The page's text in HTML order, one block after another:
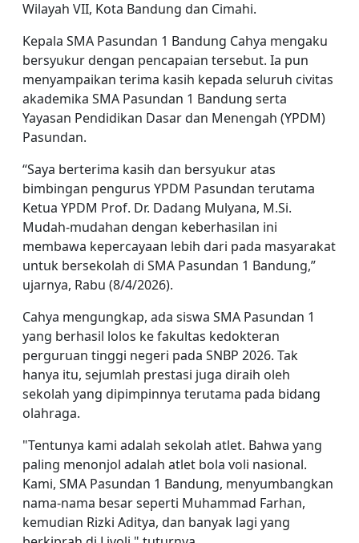
Wilayah VII, Kota Bandung dan Cimahi.
Kepala SMA Pasundan 1 Bandung Cahya mengaku
bersyukur dengan pencapaian tersebut. Ia pun
menyampaikan terima kasih kepada seluruh civitas
akademika SMA Pasundan 1 Bandung serta
Yayasan Pendidikan Dasar dan Menengah (YPDM)
Pasundan.
“Saya berterima kasih dan bersyukur atas
bimbingan pengurus YPDM Pasundan terutama
Ketua YPDM Prof. Dr. Dadang Mulyana, M.Si.
Mudah-mudahan dengan keberhasilan ini
membawa kepercayaan lebih dari pada masyarakat
untuk bersekolah di SMA Pasundan 1 Bandung,”
ujarnya, Rabu (8/4/2026).
Cahya mengungkap, ada siswa SMA Pasundan 1
yang berhasil lolos ke fakultas kedokteran
perguruan tinggi negeri pada SNBP 2026. Tak
hanya itu, sejumlah prestasi juga diraih oleh
sekolah yang dipimpinnya terutama pada bidang
olahraga.
"Tentunya kami adalah sekolah atlet. Bahwa yang
paling menonjol adalah atlet bola voli nasional.
Kami, SMA Pasundan 1 Bandung, menyumbangkan
nama-nama besar seperti Muhammad Farhan,
kemudian Rizki Aditya, dan banyak lagi yang